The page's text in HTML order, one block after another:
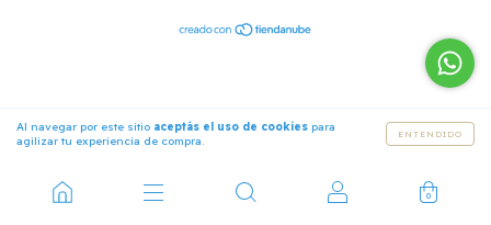
Al navegar por este sitio aceptás el uso de cookies para
agilizar tu experiencia de compra.
ENTENDIDO
0